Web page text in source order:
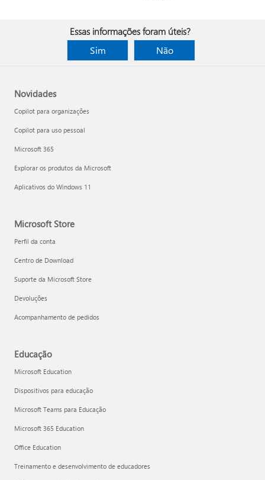
Essas informações foram úteis?
Sim
Não
Novidades
Copilot para organizações
Copilot para uso pessoal
Microsoft 365
Explorar os produtos da Microsoft
Aplicativos do Windows 11
Microsoft Store
Perfil da conta
Centro de Download
Suporte da Microsoft Store
Devoluções
Acompanhamento de pedidos
Educação
Microsoft Education
Dispositivos para educação
Microsoft Teams para Educação
Microsoft 365 Education
Office Education
Treinamento e desenvolvimento de educadores